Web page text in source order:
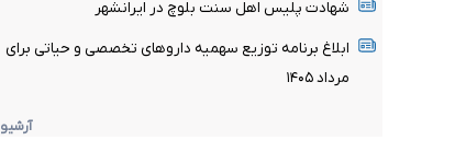
شهادت پلیس اهل سنت بلوچ در ایرانشهر
ابلاغ برنامه توزیع سهمیه دارو‌های تخصصی و حیاتی برای
مرداد ۱۴۰۵
آرشیو